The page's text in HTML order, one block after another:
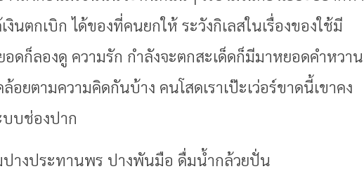
งินตกเบิก ได้ของที่คนยกให้ ระวังกิเลสในเรื่องของใช้มี
ดก็ลองดู ความรัก กำลังจะตกสะเด็ดก็มีมาหยอดคำหวาน
อยตามความคิดกันบ้าง คนโสดเราเป๊ะเว่อร์ขาดนี้เขาคง
บบช่องปาก
ปางประทานพร ปางพันมือ ดื่มน้ำกล้วยปั่น